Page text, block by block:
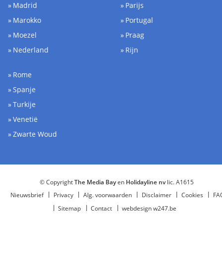
Madrid
Marokko
Moezel
Nederland
Parijs
Portugal
Praag
Rijn
Rome
Spanje
Turkije
Venetië
Zwarte Woud
© CopyrightThe Media Bayen Holidayline nvlic. A1615
Nieuwsbrief
Privacy Alg. voorwaarden Disclaimer Cookies
Sitemap
Contact webdesign w247.be